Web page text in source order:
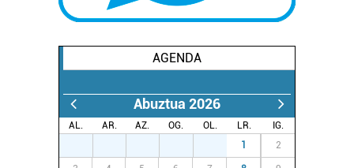
AGENDA
Abuztua 2026
AL. AR. AZ. OG. OL. LR.
IG.
1 2